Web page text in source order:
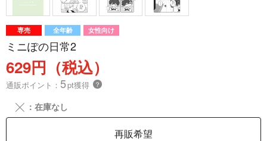
専売 全年齢 女性向け
ミニぽの日常2
629円（税込）
通販ポイント： 5pt獲得 ？
╳ ：在庫なし
再販希望